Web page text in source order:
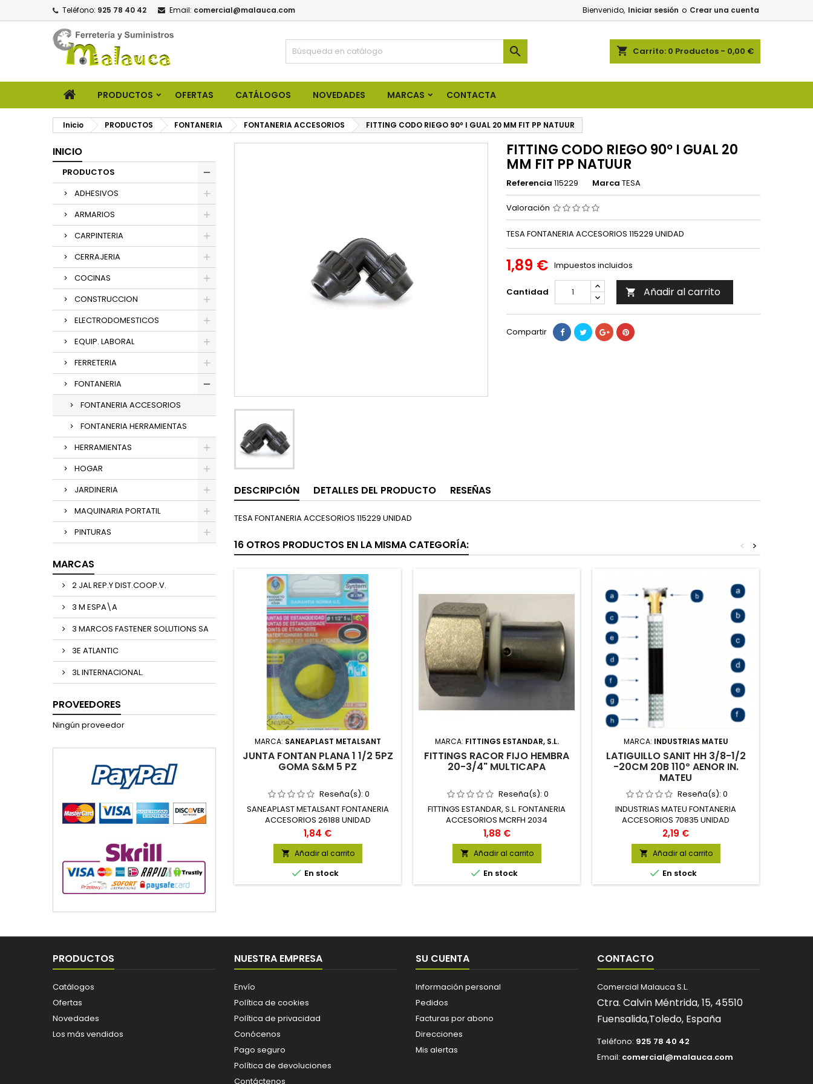
Teléfono: 925 78 40 42 Email: comercial@malauca.com Bienvenido, Iniciar sesión o Crear una cuenta
shopping_cart Carrito: 0 Productos - 0,00 €

PRODUCTOS OFERTAS CATÁLOGOS NOVEDADES MARCAS CONTACTA
Inicio PRODUCTOS FONTANERIA FONTANERIA ACCESORIOS FITTING CODO RIEGO 90º I GUAL 20 MM FIT PP NATUUR
INICIO
PRODUCTOS
ADHESIVOS
ARMARIOS
CARPINTERIA
CERRAJERIA
COCINAS
CONSTRUCCION
ELECTRODOMESTICOS
EQUIP. LABORAL
FERRETERIA
FONTANERIA
FONTANERIA ACCESORIOS
FONTANERIA HERRAMIENTAS
HERRAMIENTAS
HOGAR
JARDINERIA
MAQUINARIA PORTATIL
PINTURAS
MARCAS
2 JAL REP.Y DIST.COOP.V.
3 M ESPA\A
3 MARCOS FASTENER SOLUTIONS SA
3E ATLANTIC
3L INTERNACIONAL.
PROVEEDORES
Ningún proveedor
FITTING CODO RIEGO 90º I GUAL 20
MM FIT PP NATUUR
Referencia 115229 Marca TESA
Valoración
TESA FONTANERIA ACCESORIOS 115229 UNIDAD
1,89 € Impuestos incluidos
Cantidad  Añadir al carrito
Compartir
DESCRIPCIÓN DETALLES DEL PRODUCTO RESEÑAS
TESA FONTANERIA ACCESORIOS 115229 UNIDAD
16 OTROS PRODUCTOS EN LA MISMA CATEGORÍA: >
<
MARCA: SANEAPLAST METALSANT
JUNTA FONTAN PLANA 1 1/2 5PZ
GOMA S&M 5 PZ
Reseña(s): 0
SANEAPLAST METALSANT FONTANERIA
ACCESORIOS 26188 UNIDAD
Precio
1,84 €
 Añadir al carrito
 En stock
MARCA: FITTINGS ESTANDAR, S.L.
FITTINGS RACOR FIJO HEMBRA
20-3/4" MULTICAPA
Reseña(s): 0
FITTINGS ESTANDAR, S.L. FONTANERIA
ACCESORIOS MCRFH 2034
Precio
1,88 €
 Añadir al carrito
 En stock
MARCA: INDUSTRIAS MATEU
LATIGUILLO SANIT HH 3/8-1/2
-20CM 20B 110º AENOR IN.
MATEU
Reseña(s): 0
INDUSTRIAS MATEU FONTANERIA
ACCESORIOS 70835 UNIDAD
Precio
2,19 €
 Añadir al carrito
 En stock
PRODUCTOS
Catálogos
Ofertas
Novedades
Los más vendidos
NUESTRA EMPRESA
Envío
Política de cookies
Política de privacidad
Conócenos
Pago seguro
Política de devoluciones
Contáctenos
SU CUENTA
Información personal
Pedidos
Facturas por abono
Direcciones
Mis alertas
CONTACTO
Comercial Malauca S.L.
Ctra. Calvin Méntrida, 15, 45510
Fuensalida,Toledo, España
Teléfono: 925 78 40 42
Email: comercial@malauca.com